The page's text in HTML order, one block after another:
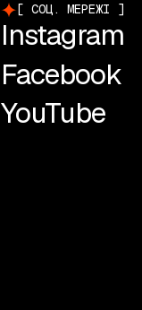
СОЦ. МЕРЕЖІ
Instagram
Facebook
YouTube